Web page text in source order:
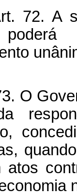
72. A
O
atos